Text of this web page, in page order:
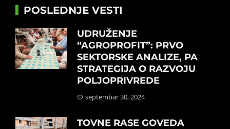
POSLEDNJE VESTI
UDRUŽENJE
“AGROPROFIT”: PRVO
SEKTORSKE ANALIZE, PA
STRATEGIJA O RAZVOJU
POLJOPRIVREDE
septembar 30, 2024
TOVNE RASE GOVEDA